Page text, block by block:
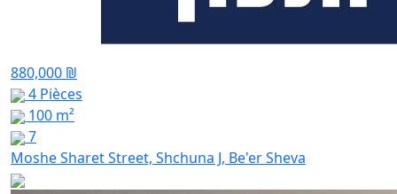
880,000 ₪
4 Pièces
100 m²
7
Moshe Sharet Street, Shchuna J, Be'er Sheva